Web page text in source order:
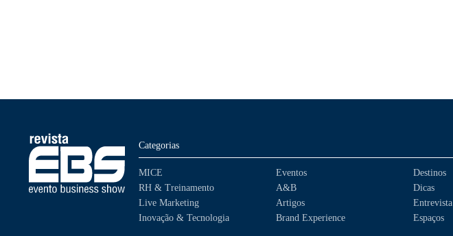
Categorias
MICE
RH & Treinamento
Live Marketing
Inovação & Tecnologia
Eventos
A&B
Artigos
Brand Experience
Destinos
Dicas
Entrevista
Espaços